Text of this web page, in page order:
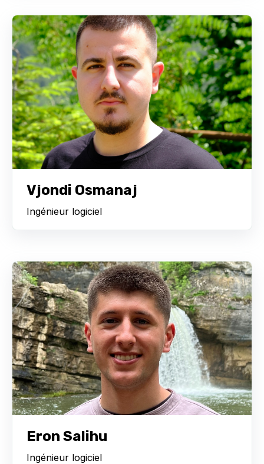
Vjondi Osmanaj
Ingénieur logiciel
Eron Salihu
Ingénieur logiciel